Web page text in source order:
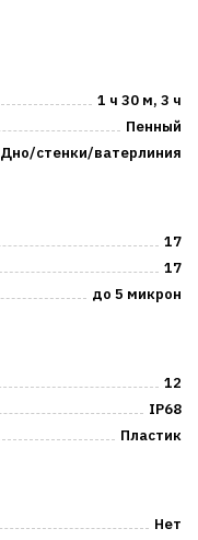
1 ч 30 м, 3 ч
Пенный
Дно/стенки/ватерлиния
17
17
до 5 микрон
12
IP68
Пластик
Нет